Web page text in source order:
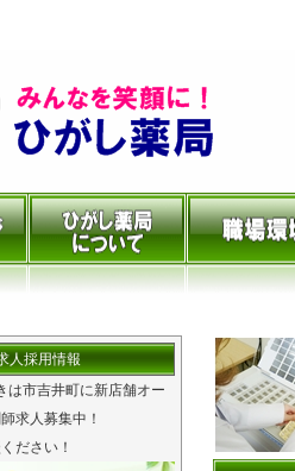
人採用情報
は市吉井町に新店舗オー
求人募集中！
ださい！